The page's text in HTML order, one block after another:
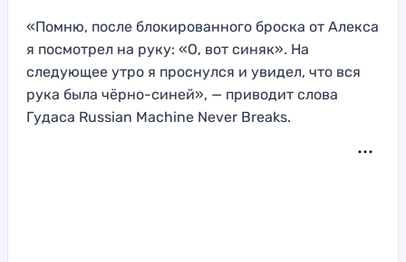
«Помню, после блокированного броска от Алекса
я посмотрел на руку: «О, вот синяк». На
следующее утро я проснулся и увидел, что вся
рука была чёрно-синей», — приводит слова
Гудаса Russian Machine Never Breaks.